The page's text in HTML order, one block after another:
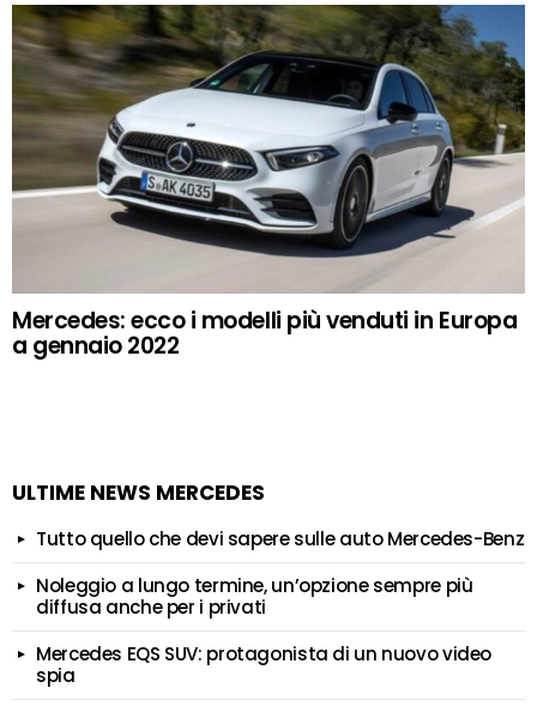
Mercedes: ecco i modelli più venduti in Europa
a gennaio 2022
ULTIME NEWS MERCEDES
Tutto quello che devi sapere sulle auto Mercedes-Benz
Noleggio a lungo termine, un’opzione sempre più
diffusa anche per i privati
Mercedes EQS SUV: protagonista di un nuovo video
spia